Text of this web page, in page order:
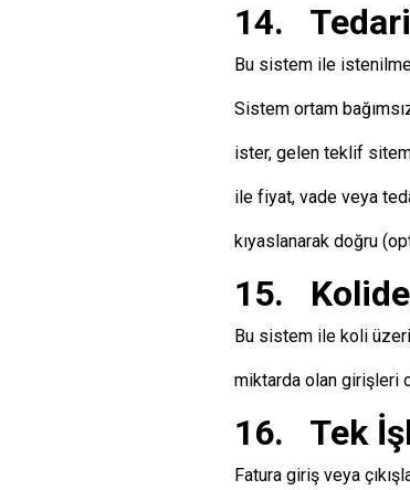
14.
Bu sistem ile
Sistem ortam
ister, gelen teklif
ile fiyat, vade veya
kıyaslanarak doğru
15.
Bu sistem ile koli
miktarda olan girişleri
16. Tek
Fatura giriş veya